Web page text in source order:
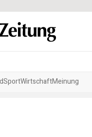
SportWirtschaftMeinung